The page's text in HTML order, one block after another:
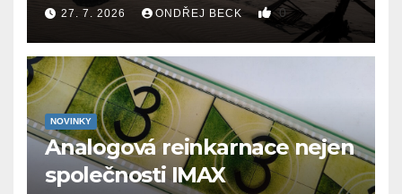
27. 7. 2026 ONDŘEJ BECK 0
NOVINKY
Analogová reinkarnace nejen
společnosti IMAX